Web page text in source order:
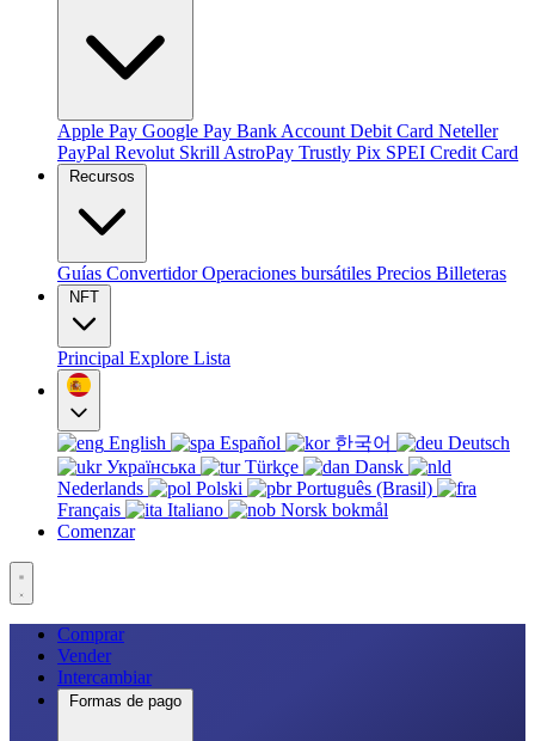
Apple Pay Google Pay Bank Account Debit Card Neteller
PayPal Revolut Skrill AstroPay Trustly Pix SPEI Credit Card
Recursos
Guías ConvertidorOperaciones bursátiles Precios Billeteras
NFT
Principal Explore Lista
English Español 한국어
Deutsch
Українська
Türkçe
Dansk
Nederlands
Polski
Português (Brasil)
Français
Italiano
Norsk bokmål
Comenzar
Comprar
Vender
Intercambiar
Formas de pago